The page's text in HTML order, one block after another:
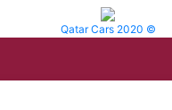
Qatar Cars 2020 ©